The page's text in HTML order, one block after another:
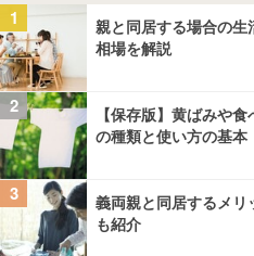
1
親と同居する場合の
相場を解説
2
【保存版】黄ばみや
の種類と使い方の基本
3
義両親と同居するメ
も紹介